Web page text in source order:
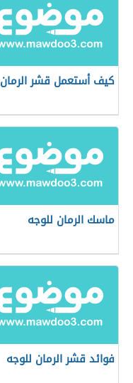
كيف أستعمل قشر الرمان
ماسك الرمان للوجه
فوائد قشر الرمان للوجه